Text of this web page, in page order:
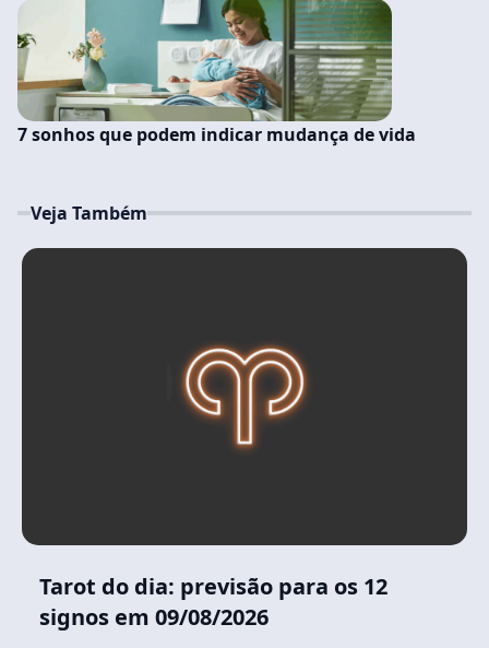
7 sonhos que podem indicar mudança de vida
Veja Também
Tarot do dia: previsão para os 12
signos em 09/08/2026